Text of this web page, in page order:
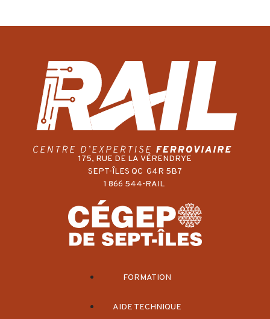
175, RUE DE LA VÉRENDRYE
SEPT-ÎLES QC G4R 5B7
1 866 544-RAIL
FORMATION
AIDE TECHNIQUE